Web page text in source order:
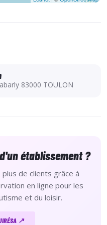
y compris l’été.
83000 TOULON
établissement ?
de clients grâce à
en ligne pour les
et du loisir.
↗